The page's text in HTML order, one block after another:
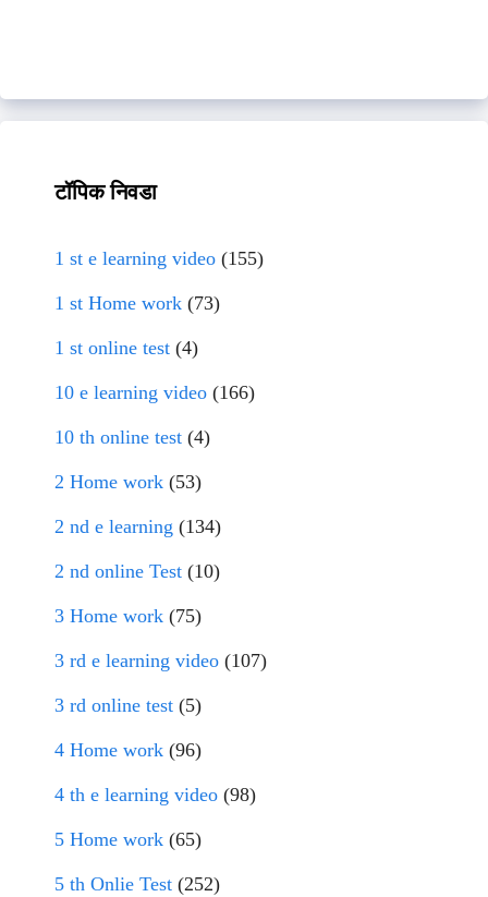
टॉपिक निवडा
1 st e learning video (155)
1 st Home work (73)
1 st online test (4)
10 e learning video (166)
10 th online test (4)
2 Home work (53)
2 nd e learning (134)
2 nd online Test (10)
3 Home work (75)
3 rd e learning video (107)
3 rd online test (5)
4 Home work (96)
4 th e learning video (98)
5 Home work (65)
5 th Onlie Test (252)